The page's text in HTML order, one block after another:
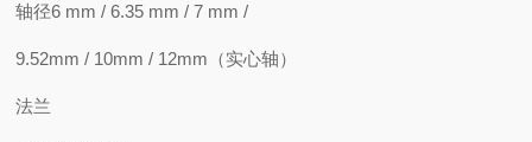
轴径6 mm / 6.35 mm / 7 mm /
9.52mm / 10mm / 12mm（实心轴）
法兰